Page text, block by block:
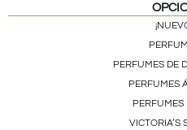
PERFUMES DE
PERFUMES
PERFUMES
VICTORIA’S